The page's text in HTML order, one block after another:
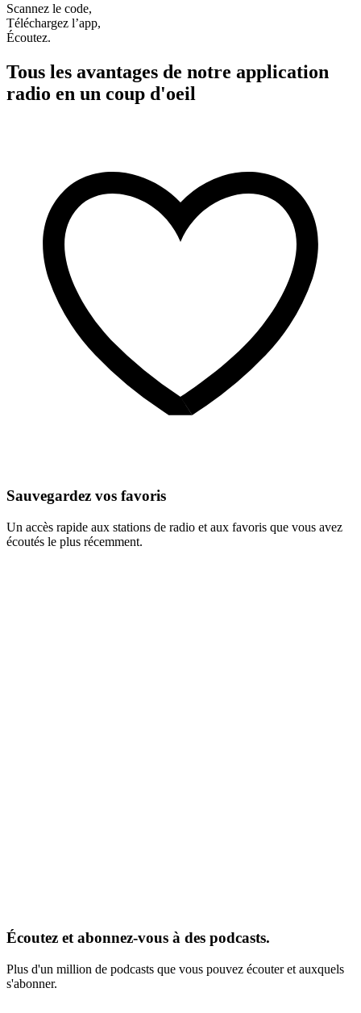
Scannez le code,
Téléchargez l’app,
Écoutez.
Tous les avantages de notre application
radio en un coup d'oeil
Sauvegardez vos favoris
Un accès rapide aux stations de radio et aux favoris que vous avez
écoutés le plus récemment.
Écoutez et abonnez-vous à des podcasts.
Plus d'un million de podcasts que vous pouvez écouter et auxquels
s'abonner.